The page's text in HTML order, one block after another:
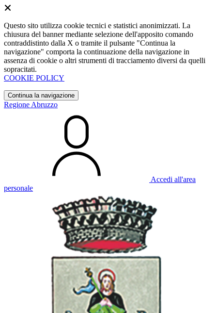
Questo sito utilizza cookie tecnici e statistici anonimizzati. La
chiusura del banner mediante selezione dell'apposito comando
contraddistinto dalla X o tramite il pulsante "Continua la
navigazione" comporta la continuazione della navigazione in
assenza di cookie o altri strumenti di tracciamento diversi da quelli
sopracitati.
COOKIE POLICY
Continua la navigazione
Regione Abruzzo
Accedi all'area
personale